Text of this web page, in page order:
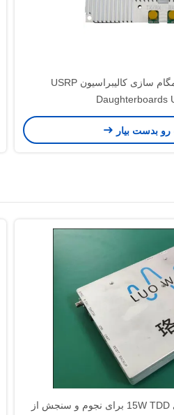
UBX-LW40/160 ٬٬ فاز همگام سازی کالیبراسیون USRP
Daughterboards
بدست بیار
ماژول سیستم موج میلی متری 15W TDD برای نجوم و سنجش از